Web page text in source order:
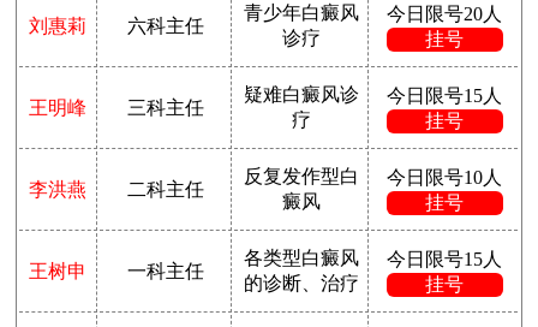
刘惠莉 六科主任
青少年白癜风
诊疗
今日限号20人
挂号
王明峰 三科主任
疑难白癜风诊
疗
今日限号15人
挂号
李洪燕 二科主任
反复发作型白
癜风
今日限号10人
挂号
王树申 一科主任
各类型白癜风
的诊断、治疗
今日限号15人
挂号